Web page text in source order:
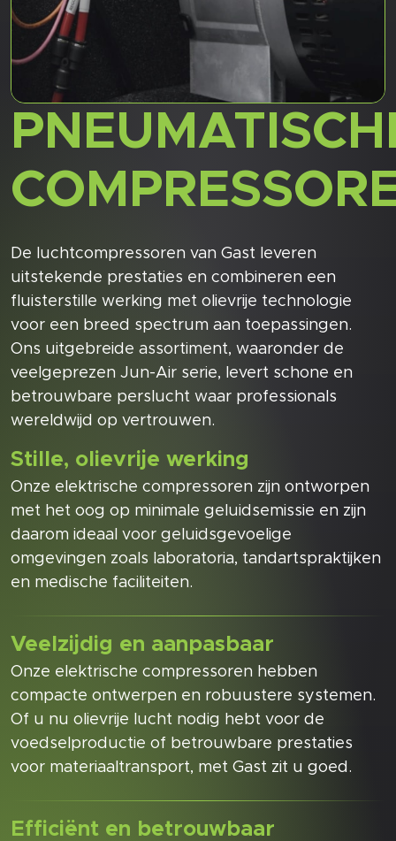
De luchtcompressoren van Gast leveren
uitstekende prestaties en combineren een
fluisterstille werking met olievrije technologie
voor een breed spectrum aan toepassingen.
Ons uitgebreide assortiment, waaronder de
veelgeprezen Jun-Air serie, levert schone en
betrouwbare perslucht waar professionals
wereldwijd op vertrouwen.
Stille, olievrije werking
Onze elektrische compressoren zijn ontworpen
met het oog op minimale geluidsemissie en zijn
daarom ideaal voor geluidsgevoelige
omgevingen zoals laboratoria, tandartspraktijken
en medische faciliteiten.
Veelzijdig en aanpasbaar
Onze elektrische compressoren hebben
compacte ontwerpen en robuustere systemen.
Of u nu olievrije lucht nodig hebt voor de
voedselproductie of betrouwbare prestaties
voor materiaaltransport, met Gast zit u goed.
Efficiënt en betrouwbaar